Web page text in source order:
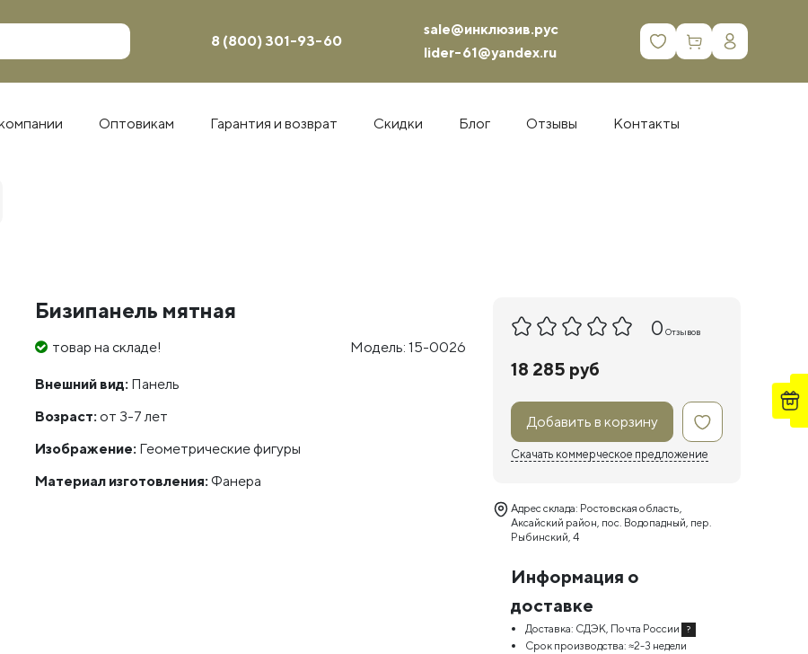
8 (800) 301-93-60
sale@инклюзив.рус
lider-61@yandex.ru
0
Оптовикам Гарантия и возврат Скидки Блог Отзывы Контакты
Бизипанель мятная
товар на складе! Модель: 15-0026
Внешний вид: Панель
Возраст: от 3-7 лет
Изображение: Геометрические фигуры
Материал изготовления: Фанера
0 Отзывов
18 285 руб
Добавить в корзину
Скачать коммерческое предложение
Адрес склада: Ростовская область,
Аксайский район, пос. Водопадный, пер.
Рыбинский, 4
Информация о
доставке
Доставка: СДЭК, Почта России ?
Срок производства: ≈2-3 недели